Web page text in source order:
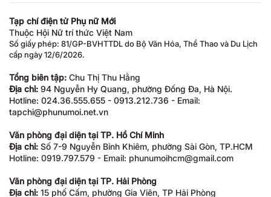
Tạp chí điện tử Phụ nữ Mới
Thuộc Hội Nữ trí thức Việt Nam
Số giấy phép: 81/GP-BVHTTDL do Bộ Văn Hóa, Thể Thao và Du Lịch
cấp ngày 12/6/2026.
Tổng biên tập: Chu Thị Thu Hằng
Địa chỉ: 94 Nguyễn Hy Quang, phường Đống Đa, Hà Nội.
Hotline: 024.36.555.655 - 0913.212.736 - Email:
tapchi@phunumoi.net.vn
Văn phòng đại diện tại TP. Hồ Chí Minh
Địa chỉ: Số 7-9 Nguyễn Bỉnh Khiêm, phường Sài Gòn, TP.HCM
Hotline: 0919.797.579 - Email: phunumoihcm@gmail.com
Văn phòng đại diện tại TP. Hải Phòng
Địa chỉ: 15 phố Cấm, phường Gia Viên, TP Hải Phòng